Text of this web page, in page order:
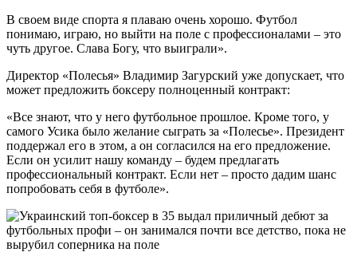
В своем виде спорта я плаваю очень хорошо. Футбол
понимаю, играю, но выйти на поле с профессионалами – это
чуть другое. Слава Богу, что выиграли».
Директор «Полесья» Владимир Загурский уже допускает, что
может предложить боксеру полноценный контракт:
«Все знают, что у него футбольное прошлое. Кроме того, у
самого Усика было желание сыграть за «Полесье». Президент
поддержал его в этом, а он согласился на его предложение.
Если он усилит нашу команду – будем предлагать
профессиональный контракт. Если нет – просто дадим шанс
попробовать себя в футболе».